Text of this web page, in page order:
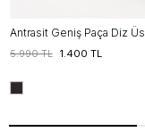
Antrasit Geniş Paça Diz
1.400 TL
5.990 TL